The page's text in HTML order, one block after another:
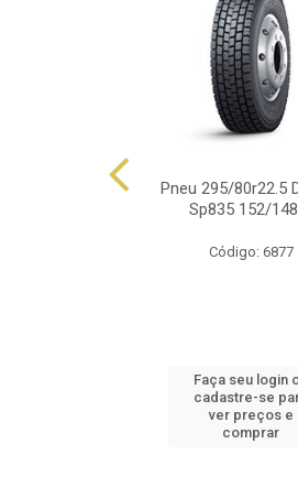
Pneu 295/80r22.5
Sp835 152/
Código: 6877
Faça seu login
cadastre-se
ver preços e
comprar